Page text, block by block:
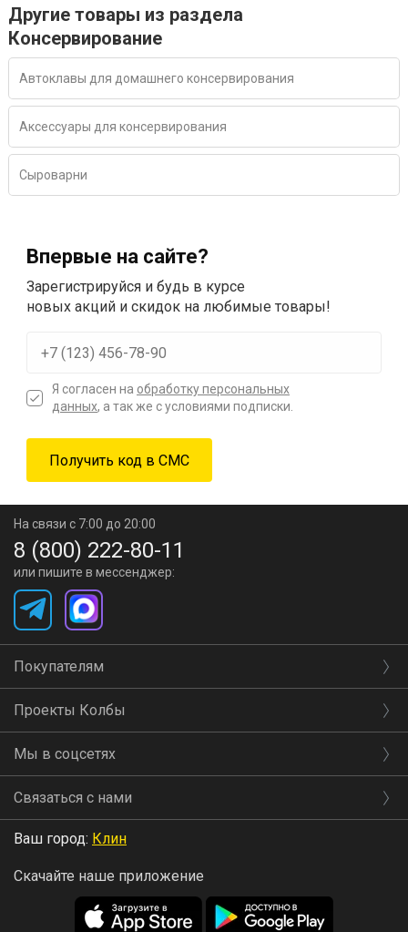
Другие товары из раздела
Консервирование
Автоклавы для домашнего консервирования
Аксессуары для консервирования
Сыроварни
Впервые на сайте?
Зарегистрируйся и будь в курсе
новых акций и скидок на любимые товары!
Я согласен на обработку персональных
данных, а так же с условиями подписки.
На связи с 7:00 до 20:00
8 (800) 222-80-11
или пишите в мессенджер:
Покупателям
Проекты Колбы
Мы в соцсетях
Связаться с нами
Ваш город: Клин
Скачайте наше приложение